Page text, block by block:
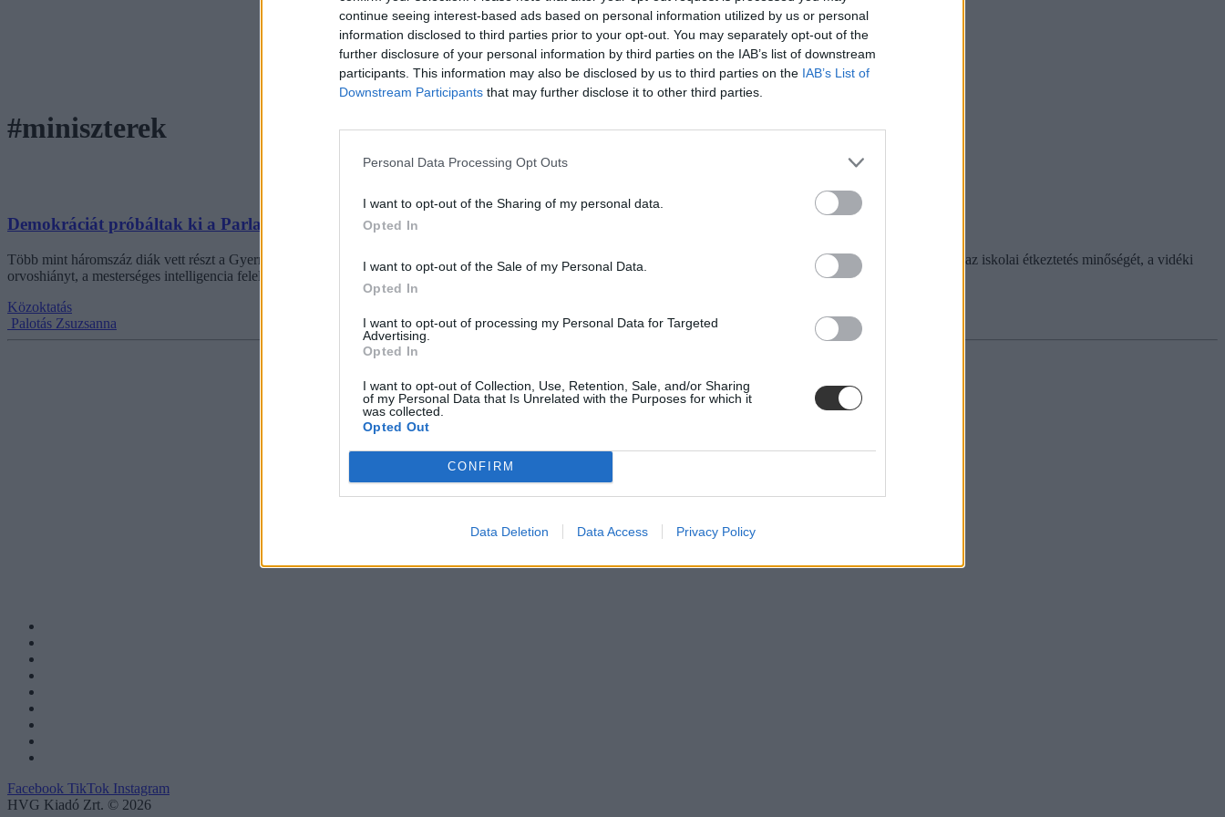
continue seeing interest-based ads based on personal information utilized by us or personal
information disclosed to third parties prior to your opt-out. You may separately opt-out of the
further disclosure of your personal information by third parties on the IAB’s list of downstream
participants. This information may also be disclosed by us to third parties on the IAB’s List of
Downstream Participants that may further disclose it to other third parties.
Personal Data Processing Opt Outs
I want to opt-out of the Sharing of my personal data.
Opted In
I want to opt-out of the Sale of my Personal Data.
Opted In
I want to opt-out of processing my Personal Data for Targeted
Advertising.
Opted In
I want to opt-out of Collection, Use, Retention, Sale, and/or Sharing
of my Personal Data that Is Unrelated with the Purposes for which it
was collected.
Opted Out
CONFIRM
Data Deletion Data Access Privacy Policy
#miniszterek
Demokráciát próbáltak ki a Parlamentben – gyerekek kérdezhették a kormányt
Több mint háromszáz diák vett részt a Gyermek- és Ifjúsági Országgyűlésen, ahol minisztereknek és államtitkároknak tehették fel kérdéseiket. A fiatalok többek között az iskolai étkeztetés minőségét, a vidéki
orvoshiányt, a mesterséges intelligencia felelős használatát és az internethasználat biztonságát firtatták.
Közoktatás
Palotás Zsuzsanna
Facebook TikTok Instagram
HVG Kiadó Zrt. © 2026